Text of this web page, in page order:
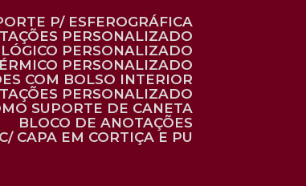
P/ ESFEROGRÁFICA
PERSONALIZADO
PERSONALIZADO
PERSONALIZADO
COM BOLSO INTERIOR
PERSONALIZADO
SUPORTE DE CANETA
BLOCO DE ANOTAÇÕES
CAPA EM CORTIÇA E PU